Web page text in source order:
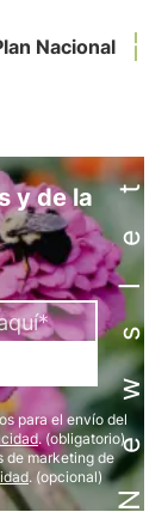
NacionalNewsletter
y de la
para el envío del
. (obligatorio)
de marketing de
. (opcional)